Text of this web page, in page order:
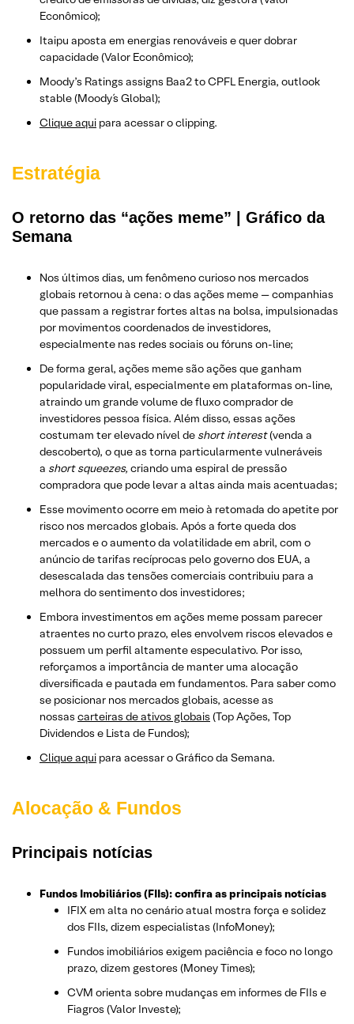
Econômico);
Itaipu aposta em energias renováveis e quer dobrar
capacidade (Valor Econômico);
Moody’s Ratings assigns Baa2 to CPFL Energia, outlook
stable (Moody´s Global);
Clique aqui para acessar o clipping.
Estratégia
O retorno das “ações meme” | Gráfico da
Semana
Nos últimos dias, um fenômeno curioso nos mercados
globais retornou à cena: o das ações meme — companhias
que passam a registrar fortes altas na bolsa, impulsionadas
por movimentos coordenados de investidores,
especialmente nas redes sociais ou fóruns on-line;
De forma geral, ações meme são ações que ganham
popularidade viral, especialmente em plataformas on-line,
atraindo um grande volume de fluxo comprador de
investidores pessoa física. Além disso, essas ações
costumam ter elevado nível de short interest(venda a
descoberto), o que as torna particularmente vulneráveis
a short squeezes, criando uma espiral de pressão
compradora que pode levar a altas ainda mais acentuadas;
Esse movimento ocorre em meio à retomada do apetite por
risco nos mercados globais. Após a forte queda dos
mercados e o aumento da volatilidade em abril, com o
anúncio de tarifas recíprocas pelo governo dos EUA, a
desescalada das tensões comerciais contribuiu para a
melhora do sentimento dos investidores;
Embora investimentos em ações meme possam parecer
atraentes no curto prazo, eles envolvem riscos elevados e
possuem um perfil altamente especulativo. Por isso,
reforçamos a importância de manter uma alocação
diversificada e pautada em fundamentos. Para saber como
se posicionar nos mercados globais, acesse as
nossas carteiras de ativos globais (Top Ações, Top
Dividendos e Lista de Fundos);
Clique aqui para acessar o Gráfico da Semana.
Alocação & Fundos
Principais notícias
Fundos Imobiliários (FIIs): confira as principais notícias
IFIX em alta no cenário atual mostra força e solidez
dos FIIs, dizem especialistas (InfoMoney);
Fundos imobiliários exigem paciência e foco no longo
prazo, dizem gestores (Money Times);
CVM orienta sobre mudanças em informes de FIIs e
Fiagros (Valor Investe);